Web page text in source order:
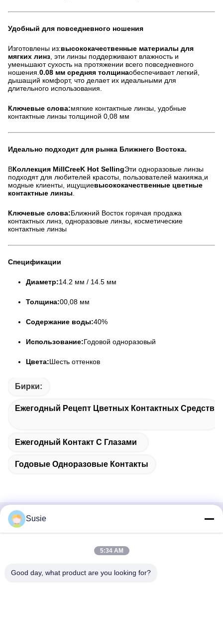
Удобный для повседневного ношения
Изготовлены из:высококачественные материалы для
мягких линз , эти линзы поддерживают влажность и
уменьшают сухость на протяжении всего повседневного
ношения. 0.08 мм средняя толщинаобеспечивает легкий,
дышащий комфорт, что делает их идеальными для
длительного использования.
Ключевые слова:мягкие контактные линзы, удобные
контактные линзы толщиной 0,08 мм
Идеально подходит для рынка Ближнего Востока.
ВКоллекция MillCreeK Hot SellingЭти одноразовые линзы
подходят для любителей красоты, пользователей макияжа,и
модные клиенты, ищущиевысококачественные цветные
контактные линзы
Ключевые слова:Ближний Восток горячая продажа
контактных линз, одноразовые линзы, косметические
контактные линзы
Спецификации
Диаметр:14.2 мм / 14.5 мм
Толщина:00,08 мм
Содержание воды:40%
Использование:Годовой одноразовый
Цвета:Шесть оттенков
Бирки:
Ежегодный Рецепт Цветных Контактных Средств
Ежегодный Контакт С Глазами
Годовые Одноразовые Контакты
Быстрый контакт
Первая улица Чжунъи, район Юхуа, Чанша, Хунань,
Susie
5:34 AM
Good day, what product are you looking for?